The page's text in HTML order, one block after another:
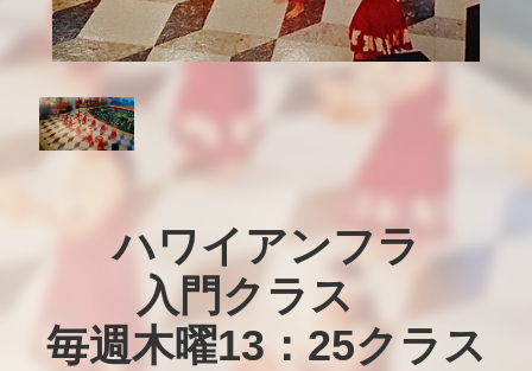
ハワイアンフラ
入門クラス
毎週木曜13：25クラス